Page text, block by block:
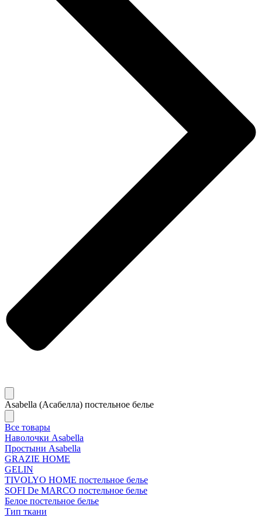
Asabella (Асабелла) постельное белье
Все товары
Наволочки Asabella
Простыни Asabella
GRAZIE HOME
GELIN
TIVOLYO HOME постельное белье
SOFI De MARCO постельное белье
Белое постельное белье
Тип ткани